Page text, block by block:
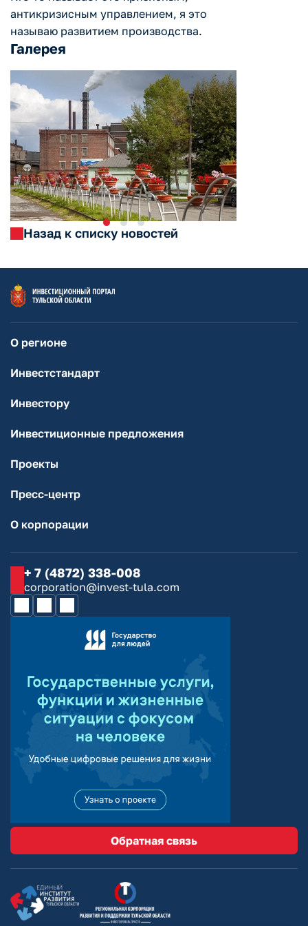
антикризисным управлением, я это
называю развитием производства.
Галерея
Назад к списку новостей
О регионе
Инвестстандарт
Инвестору
Инвестиционные предложения
Проекты
Пресс-центр
О корпорации
+ 7 (4872) 338-008
corporation@invest-tula.com
Обратная связь